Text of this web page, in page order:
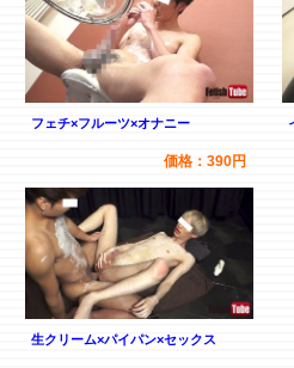
フェチ×フルーツ×オナニー
価格：390円
生クリーム×パイパン×セックス